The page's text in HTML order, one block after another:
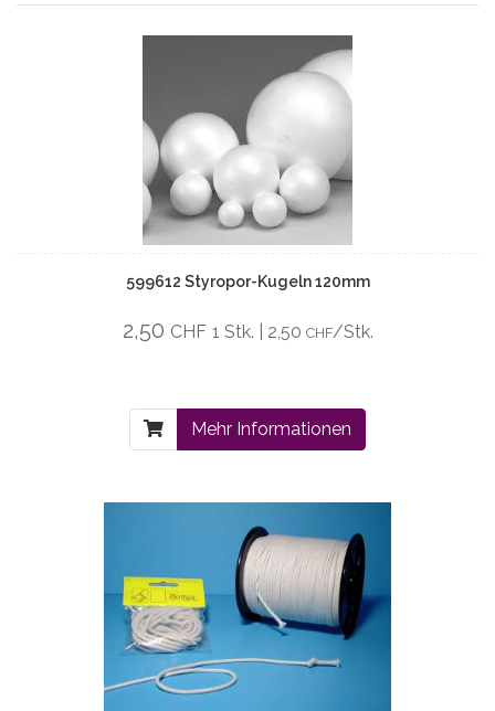
599612 Styropor-Kugeln 120mm
2,50 CHF 1 Stk. | 2,50 CHF/Stk.
Mehr Informationen